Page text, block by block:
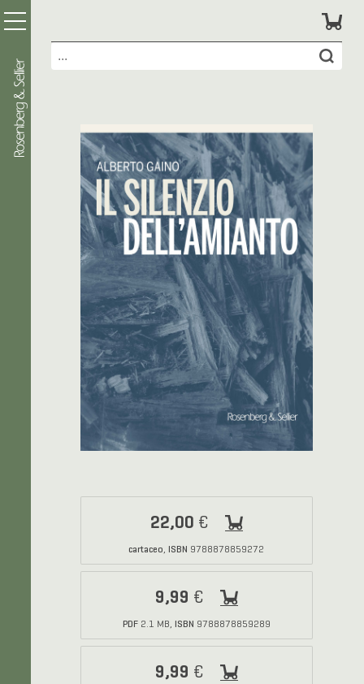
22,00 €
cartaceo, ISBN 9788878859272
9,99 €
PDF2.1 MB, ISBN 9788878859289
9,99 €